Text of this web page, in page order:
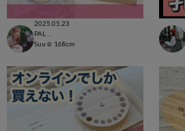
2025.05.23
Suu☺︎ 168cm